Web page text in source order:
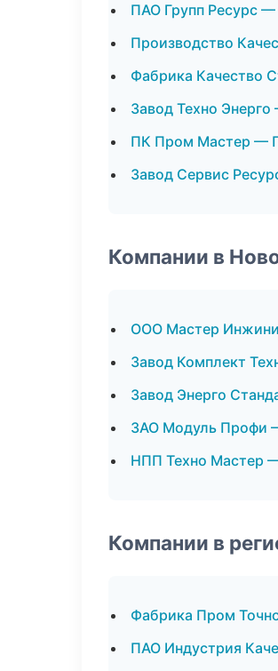
ПАО Групп Ресурс
Производство
Фабрика Качество
Завод Техно
ПК Пром Мастер —
Завод Сервис
Компании в
ООО Мастер
Завод Комплект
Завод Энерго
ЗАО Модуль Профи
НПП Техно Мастер
Компании в
Фабрика Пром
ПАО Индустрия